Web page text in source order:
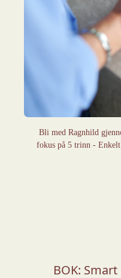
Bli med Ragnhild
fokus på 5 trinn -
BOK: